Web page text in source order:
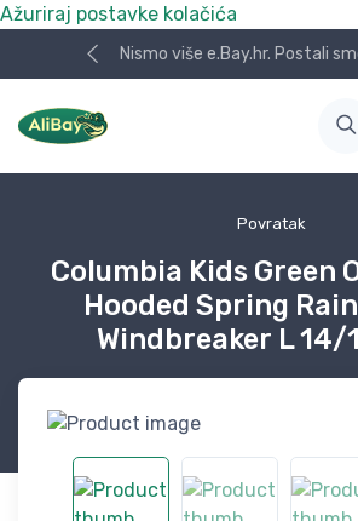
Ažuriraj postavke kolačića
Nismo više e.Bay.hr. Postali
Povratak
Columbia Kids Green
Hooded Spring
Windbreaker L 14/